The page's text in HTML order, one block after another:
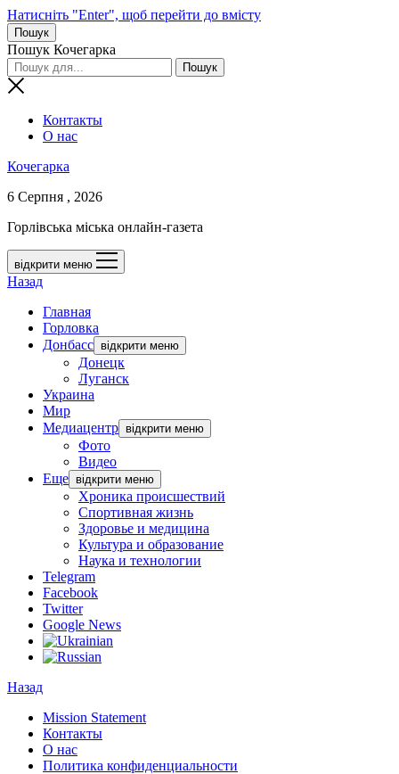
Натисніть "Enter", щоб перейти до вмісту
Пошук
Пошук Кочегарка
Контакты
О нас
Кочегарка
6 Серпня , 2026
Горлівська міська онлайн-газета
відкрити меню
Назад
Главная
Горловка
Донбасс відкрити меню
Донецк
Луганск
Украина
Мир
Медиацентр відкрити меню
Фото
Видео
Еще відкрити меню
Хроника происшествий
Спортивная жизнь
Здоровье и медицина
Культура и образование
Наука и технологии
Telegram
Facebook
Twitter
Google News
Назад
Mission Statement
Контакты
О нас
Политика конфиденциальности